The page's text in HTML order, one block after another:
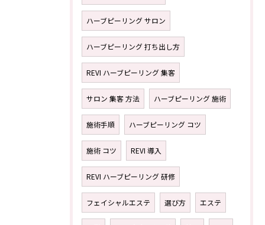
ハーブピーリング サロン
ハーブピーリング 打ち出し方
REVI ハーブピーリング 集客
サロン 集客 方法 ハーブピーリング 施術
施術手順 ハーブピーリング コツ
施術 コツ REVI 導入
REVI ハーブピーリング 研修
フェイシャルエステ 選び方 エステ